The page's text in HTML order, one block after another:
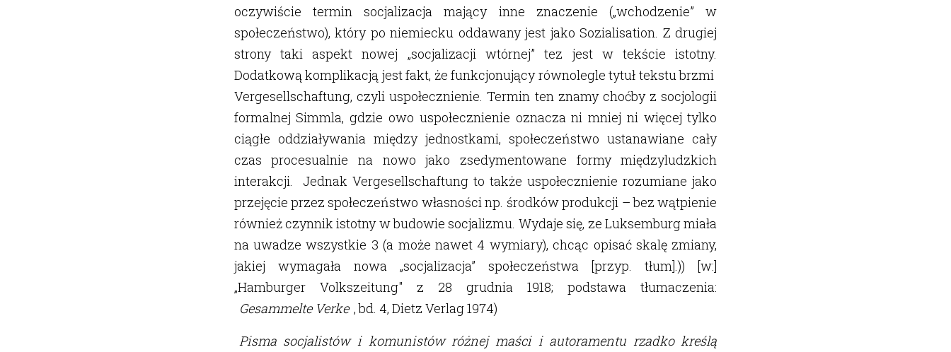
oczywiście termin socjalizacja mający inne znaczenie („wchodzenie” w
społeczeństwo), który po niemiecku oddawany jest jako Sozialisation. Z drugiej
strony taki aspekt nowej „socjalizacji wtórnej” tez jest w tekście istotny.
Dodatkową komplikacją jest fakt, że funkcjonujący równolegle tytuł tekstu brzmi
Vergesellschaftung, czyli uspołecznienie. Termin ten znamy choćby z socjologii
formalnej Simmla, gdzie owo uspołecznienie oznacza ni mniej ni więcej tylko
ciągłe oddziaływania między jednostkami, społeczeństwo ustanawiane cały
czas procesualnie na nowo jako zsedymentowane formy międzyludzkich
interakcji. Jednak Vergesellschaftung to także uspołecznienie rozumiane jako
przejęcie przez społeczeństwo własności np. środków produkcji – bez wątpienie
również czynnik istotny w budowie socjalizmu. Wydaje się, ze Luksemburg miała
na uwadze wszystkie 3 (a może nawet 4 wymiary), chcąc opisać skalę zmiany,
jakiej wymagała nowa „socjalizacja” społeczeństwa [przyp. tłum].)) [w:]
„Hamburger Volkszeitung" z 28 grudnia 1918; podstawa tłumaczenia:
Gesammelte Verke , bd. 4, Dietz Verlag 1974)
Pisma socjalistów i komunistów różnej maści i autoramentu rzadko kreślą